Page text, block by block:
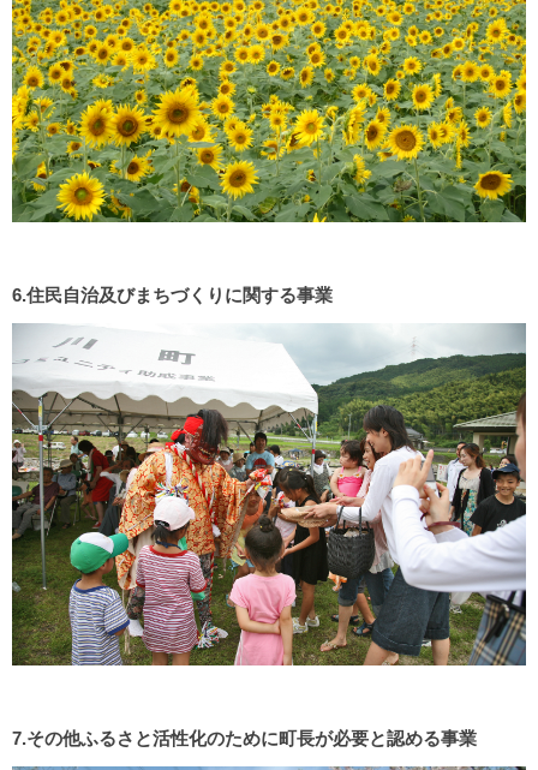
6.住民自治及びまちづくりに関する事業
7.その他ふるさと活性化のために町長が必要と認める事業